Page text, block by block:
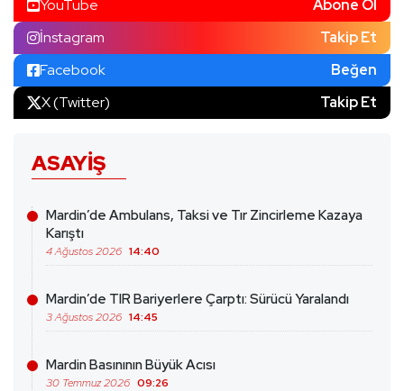
YouTube
Abone Ol
İnstagram
Takip Et
Facebook
Beğen
X (Twitter)
Takip Et
ASAYIŞ
Mardin’de Ambulans, Taksi ve Tır Zincirleme Kazaya
Karıştı
4 Ağustos 2026 14:40
Mardin’de TIR Bariyerlere Çarptı: Sürücü Yaralandı
3 Ağustos 2026 14:45
Mardin Basınının Büyük Acısı
30 Temmuz 2026 09:26